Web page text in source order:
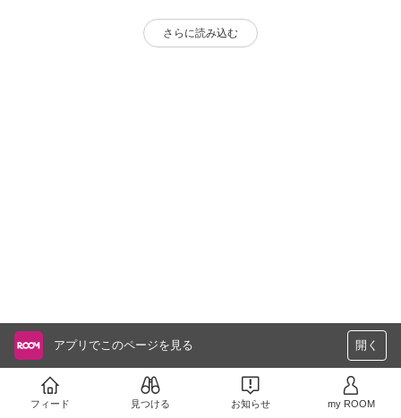
さらに読み込む
アプリでこのページを見る 開く
フィード 見つける お知らせ my ROOM